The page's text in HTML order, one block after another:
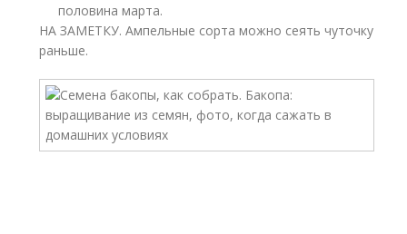
половина марта.
НА ЗАМЕТКУ. Ампельные сорта можно сеять чуточку
раньше.